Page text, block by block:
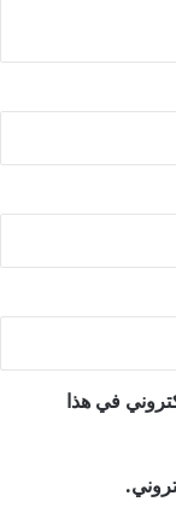
في هذا